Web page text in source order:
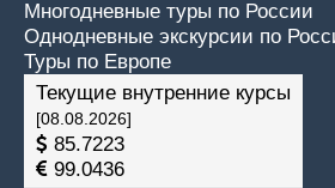
Многодневные туры по России
Однодневные экскурсии по
Туры по Европе
Текущие внутренние курсы
[08.08.2026]
85.7223
99.0436